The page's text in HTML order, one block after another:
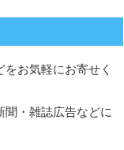
お気軽にお寄せく
聞・雑誌広告などに